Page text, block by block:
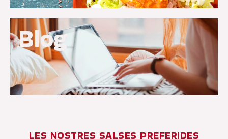
Blog
LES NOSTRES SALSES PREFERIDES